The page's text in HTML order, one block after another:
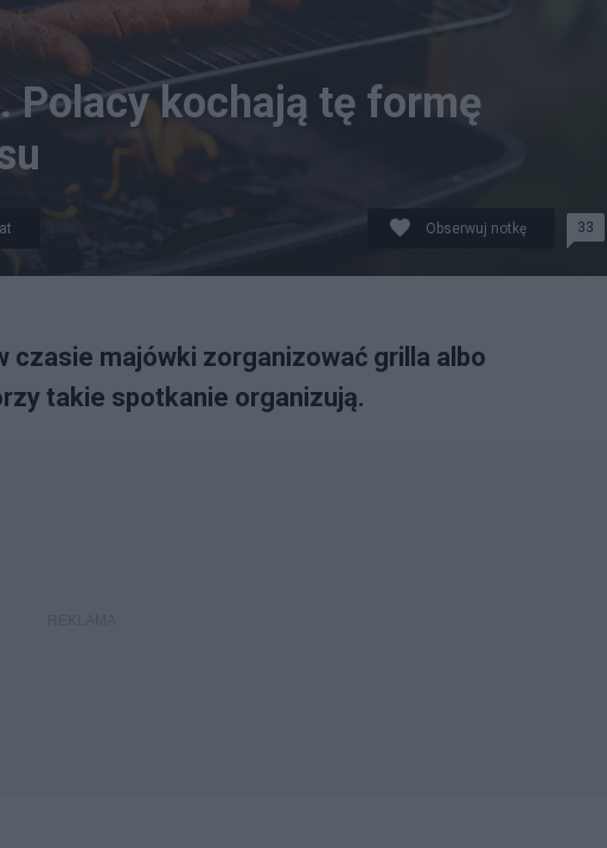
Polacy kochają tę formę
Obserwuj notkę 33
czasie majówki zorganizować grilla albo
takie spotkanie organizują.